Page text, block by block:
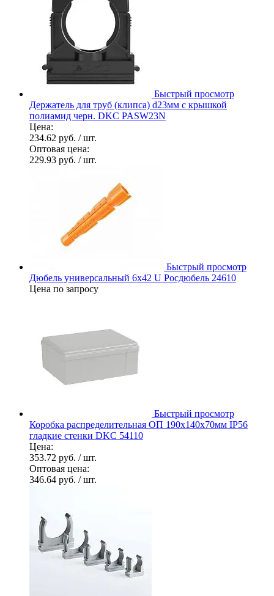
Быстрый просмотр
Держатель для труб (клипса) d23мм с крышкой
полиамид черн. DKC PASW23N
Цена:
234.62 руб. / шт.
Оптовая цена:
229.93 руб. / шт.
Быстрый просмотр
Дюбель универсальный 6х42 U Росдюбель 24610
Цена по запросу
Быстрый просмотр
Коробка распределительная ОП 190х140х70мм IP56
гладкие стенки DKC 54110
Цена:
353.72 руб. / шт.
Оптовая цена:
346.64 руб. / шт.